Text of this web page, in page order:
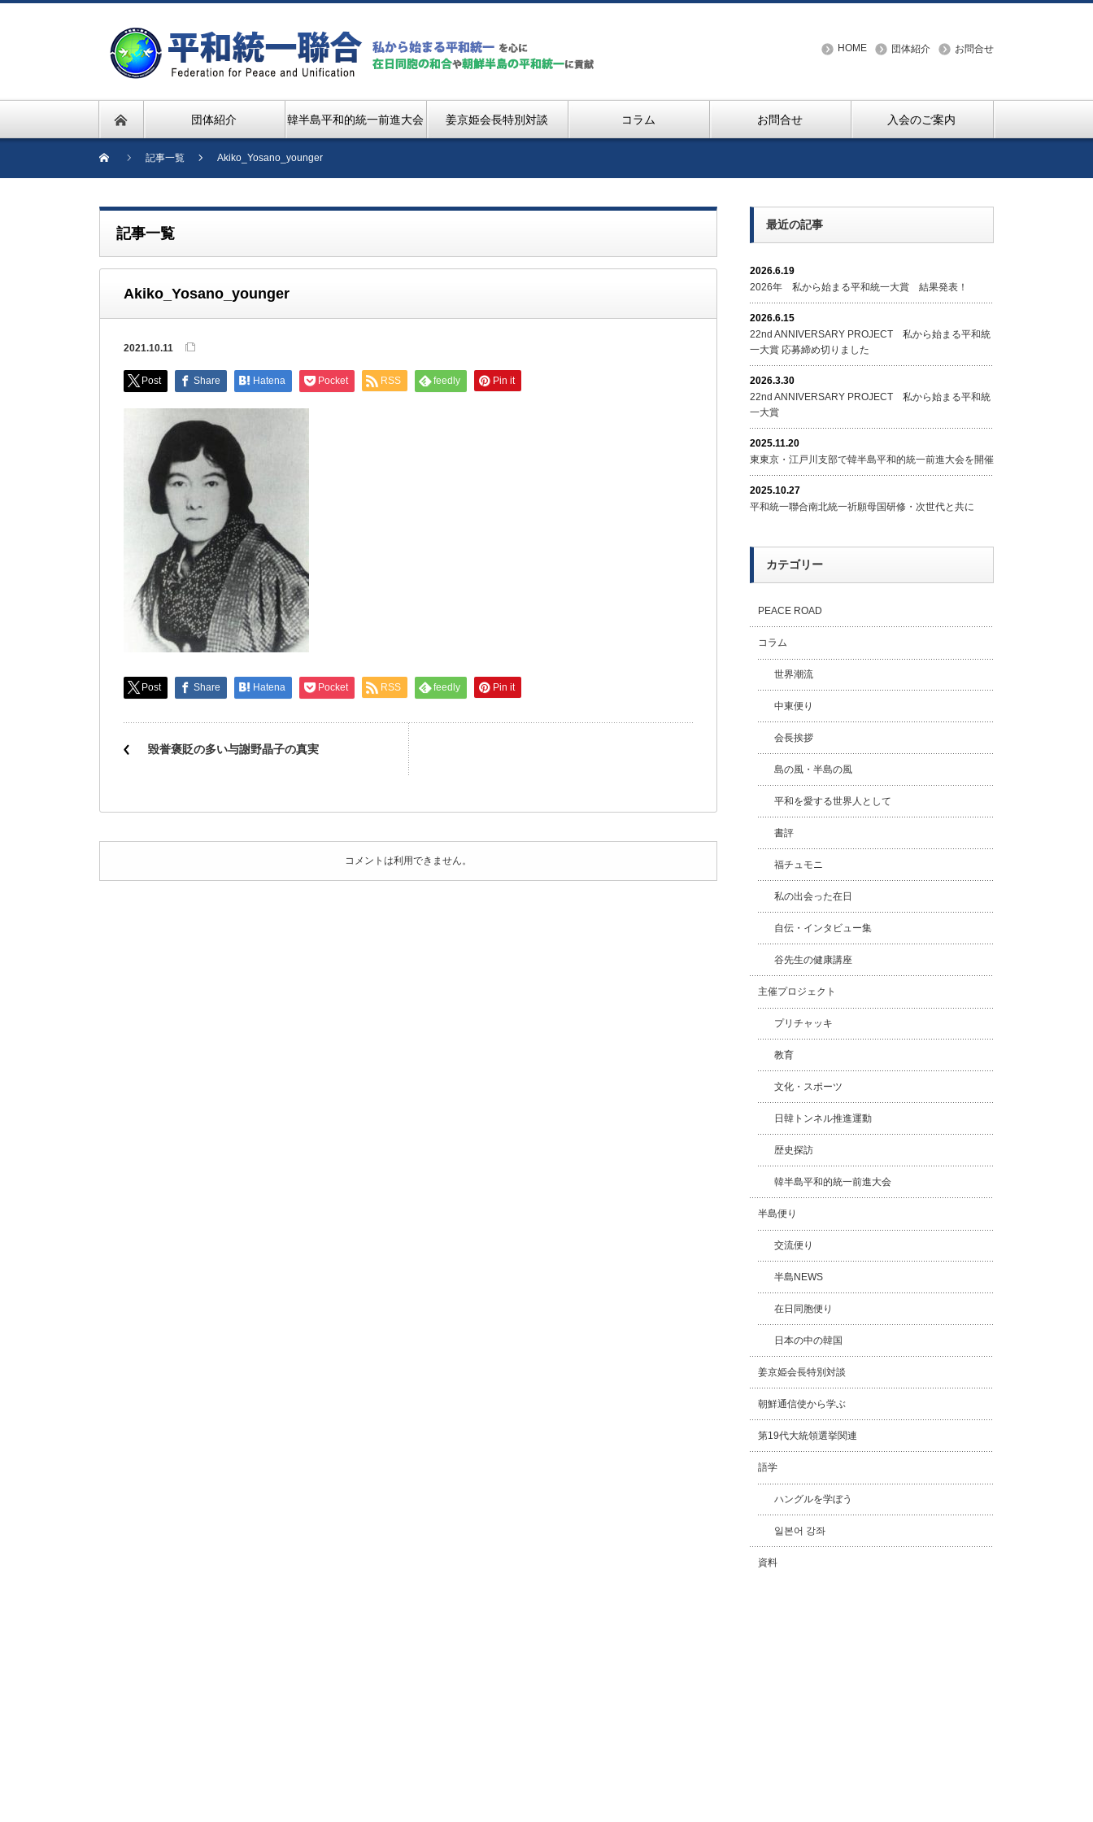
HOME 団体紹介 お問合せ
団体紹介 韓半島平和的統一前進大会 姜京姫会長特別対談 コラム お問合せ 入会のご案内
記事一覧 Akiko_Yosano_younger
記事一覧
Akiko_Yosano_younger
2021.10.11
Post Share Hatena Pocket RSS feedly Pin it
Post Share Hatena Pocket RSS feedly Pin it
毀誉褒貶の多い与謝野晶子の真実
コメントは利用できません。
最近の記事
2026.6.19
2026年 私から始まる平和統一大賞 結果発表！
2026.6.15
22nd ANNIVERSARY PROJECT 私から始まる平和統
一大賞 応募締め切りました
2026.3.30
22nd ANNIVERSARY PROJECT 私から始まる平和統
一大賞
2025.11.20
東東京・江戸川支部で韓半島平和的統一前進大会を開催
2025.10.27
平和統一聯合南北統一祈願母国研修・次世代と共に
カテゴリー
PEACE ROAD
コラム
世界潮流
中東便り
会長挨拶
島の風・半島の風
平和を愛する世界人として
書評
福チュモニ
私の出会った在日
自伝・インタビュー集
谷先生の健康講座
主催プロジェクト
プリチャッキ
教育
文化・スポーツ
日韓トンネル推進運動
歴史探訪
韓半島平和的統一前進大会
半島便り
交流便り
半島NEWS
在日同胞便り
日本の中の韓国
姜京姫会長特別対談
朝鮮通信使から学ぶ
第19代大統領選挙関連
語学
ハングルを学ぼう
일본어 강좌
資料